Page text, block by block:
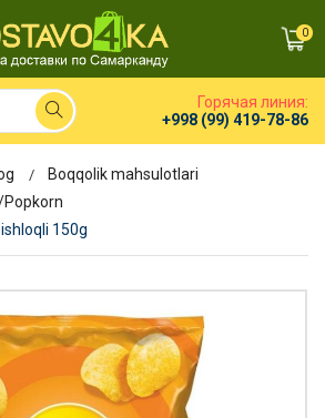
0
Горячая линия:
+998 (99) 419-78-86
Boqqolik mahsulotlari
150g